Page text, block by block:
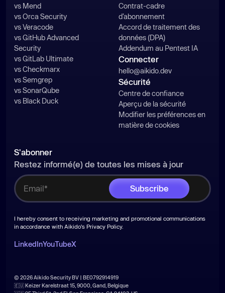
vs Mend
vs Orca Security
vs Veracode
vs GitHub Advanced
Security
vs GitLab Ultimate
vs Checkmarx
vs Semgrep
vs SonarQube
vs Black Duck
Contrat-cadre
d’abonnement
Accord de traitement des
données (DPA)
Addendum au Pentest IA
Connecter
hello@aikido.dev
Sécurité
Centre de confiance
Aperçu de la sécurité
Modifier les préférences en
matière de cookies
S'abonner
Restez informé(e) de toutes les mises à jour
I hereby consent to receiving marketing and promotional communications
in accordance with Aikido's Privacy Policy.
LinkedInYouTubeX
© 2026 Aikido Security BV | BE0792914919
🇪🇺 Keizer Karelstraat 15, 9000, Gand, Belgique